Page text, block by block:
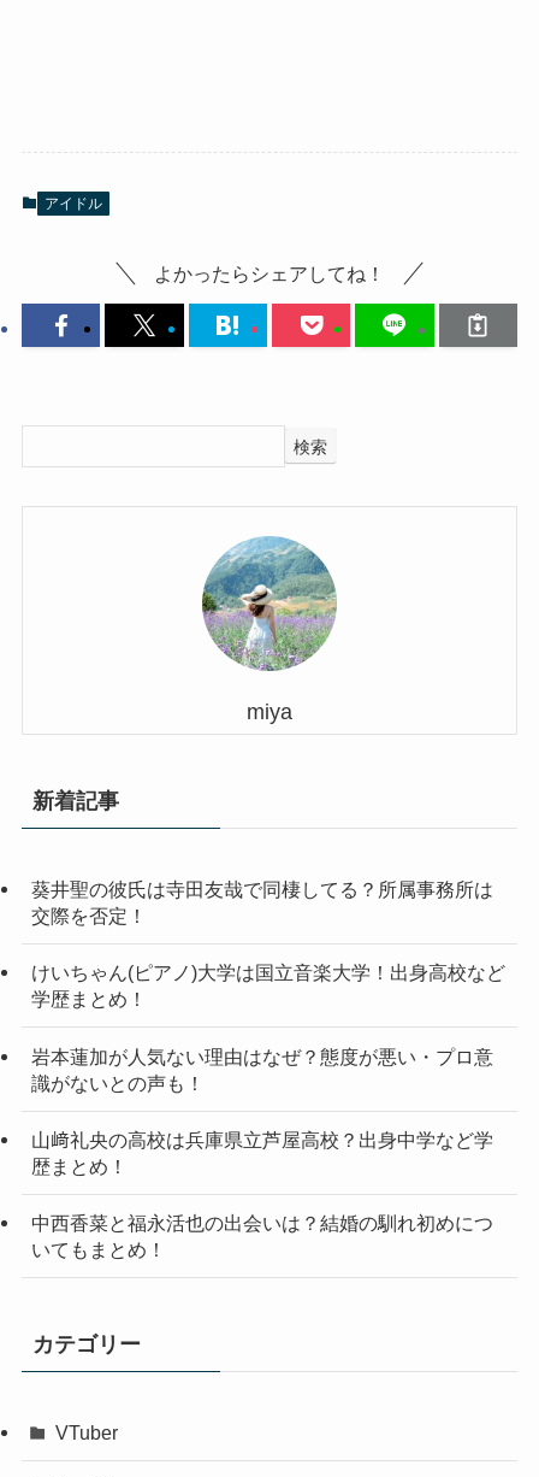
アイドル
よかったらシェアしてね！
検索
miya
新着記事
葵井聖の彼氏は寺田友哉で同棲してる？所属事務所は
交際を否定！
けいちゃん(ピアノ)大学は国立音楽大学！出身高校など
学歴まとめ！
岩本蓮加が人気ない理由はなぜ？態度が悪い・プロ意
識がないとの声も！
山﨑礼央の高校は兵庫県立芦屋高校？出身中学など学
歴まとめ！
中西香菜と福永活也の出会いは？結婚の馴れ初めにつ
いてもまとめ！
カテゴリー
VTuber